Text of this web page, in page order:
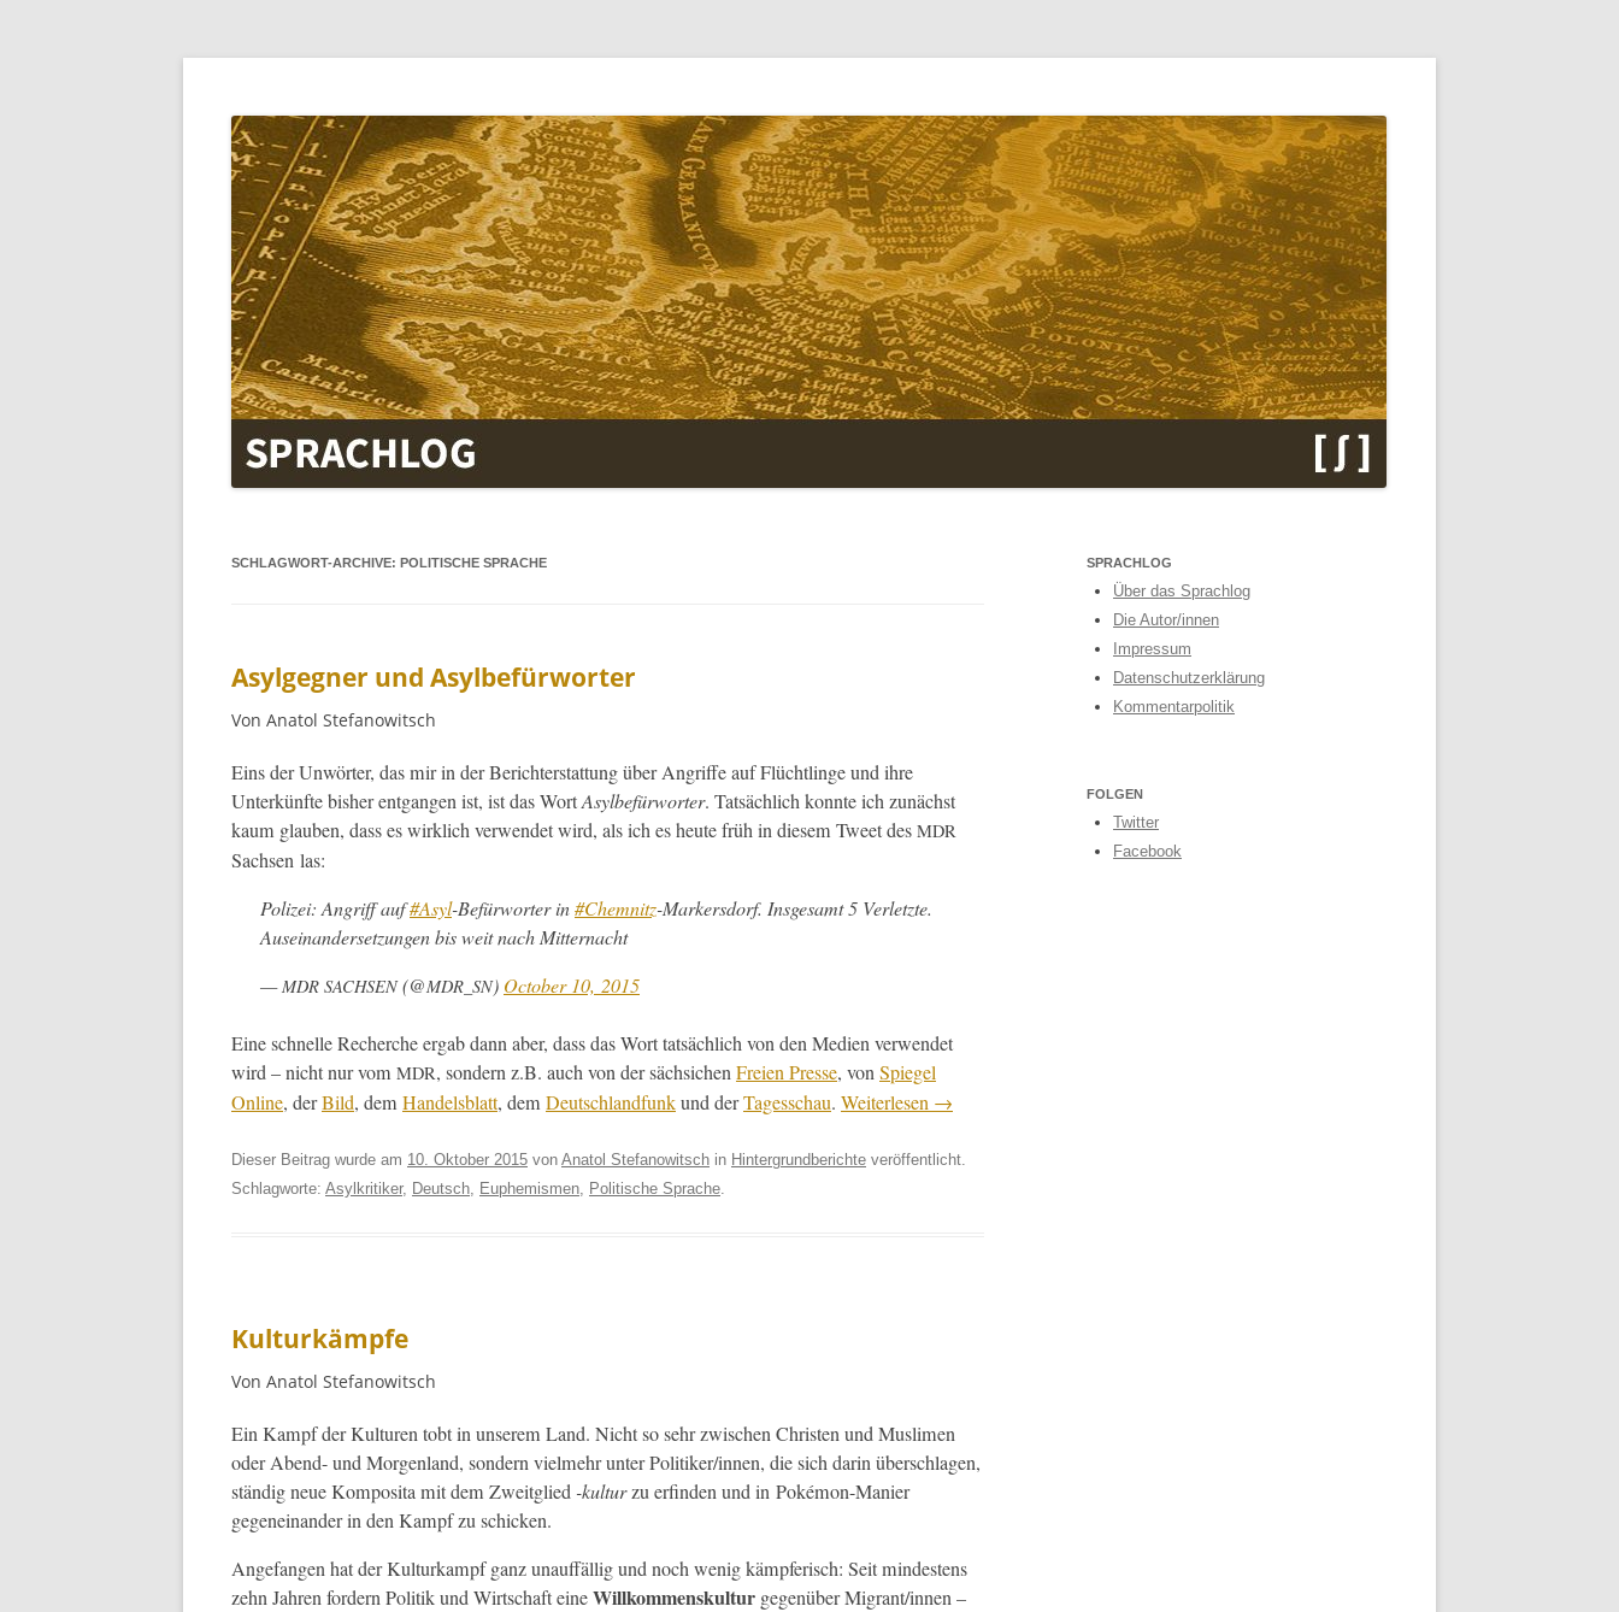
SPRACHLOG
SCHLAGWORT-ARCHIVE: POLITISCHE SPRACHE
Asylgegner und Asylbefürworter
Von Anatol Stefanowitsch
Eins der Unwörter, das mir in der Berichter­stat­tung über Angriffe auf Flüchtlinge und ihre
Unterkün­fte bish­er ent­gan­gen ist, ist das WortAsyl­be­für­worter. Tat­säch­lich kon­nte ich zunächst
kaum glauben, dass es wirk­lich ver­wen­det wird, als ich es heute früh in diesem Tweet des MDR
Sach­sen las:
Polizei: Angriff auf#Asyl-Befür­worter in#Chem­nitz-Mark­ers­dorf. Ins­ge­samt 5 Ver­let­zte.
Auseinan­der­set­zun­gen bis weit nach Mitternacht
—MDR SACHSEN(@MDR_SN) Octo­ber 10, 2015
Eine schnelle Recherche ergab dann aber, dass das Wort tat­säch­lich von den Medi­en ver­wen­det
wird – nicht nur vom MDR, son­dern z.B. auch von der säch­sichenFreien Presse, vonSpiegel
Online, derBild, dem Han­dels­blatt, dem Deutsch­land­funkund derTagess­chau. Weit­er­lesen →
Dieser Beitrag wurde am 10. Oktober 2015 von Anatol Stefanowitsch in Hintergrundberichte veröffentlicht.
Schlagworte: Asylkritiker, Deutsch, Euphemismen, Politische Sprache.
Kulturkämpfe
Von Anatol Stefanowitsch
Ein Kampf der Kul­turen tobt in unserem Land. Nicht so sehr zwis­chen Chris­ten und Mus­li­men
oder Abend- und Mor­gen­land, son­dern vielmehr unter Politiker/innen, die sich darin über­schla­gen,
ständig neue Kom­posi­ta mit dem Zweit­glied -kul­turzu erfind­en und in Poké­mon-Manier
gegeneinan­der in den Kampf zu schicken.
Ange­fan­gen hat der Kul­turkampf ganz unauf­fäl­lig und noch wenig kämpferisch: Seit min­destens
zehn Jahren fordern Poli­tik und Wirtschaft eineWillkom­men­skul­tur gegenüber Migrant/innen –
SPRACHLOG
Über das Sprachlog
Die Autor/innen
Impressum
Datenschutzerklärung
Kommentarpolitik
FOLGEN
Twitter
Facebook